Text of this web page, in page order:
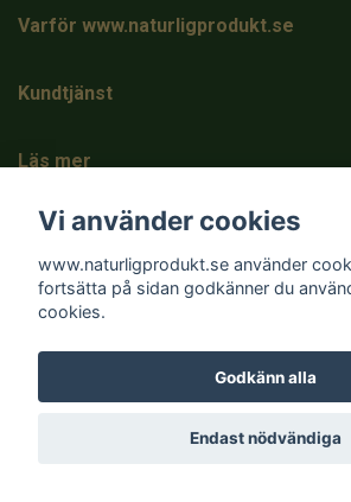
Varför www.naturligprodukt.se
Kundtjänst
Läs mer
Vi använder cookies
www.naturligprodukt.se använder
fortsätta på sidan godkänner du
cookies.
Godkänn alla
Endast nödvändiga